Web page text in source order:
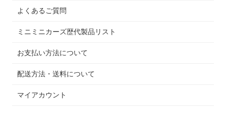
よくあるご質問
ミニミニカーズ歴代製品リスト
お支払い方法について
配送方法・送料について
マイアカウント